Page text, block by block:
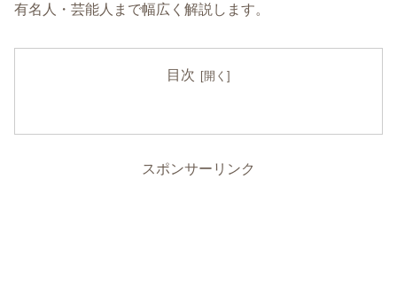
有名人・芸能人まで幅広く解説します。
目次
スポンサーリンク